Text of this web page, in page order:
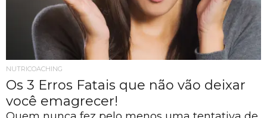
NUTRICOACHING
Os 3 Erros Fatais que não vão deixar
você emagrecer!